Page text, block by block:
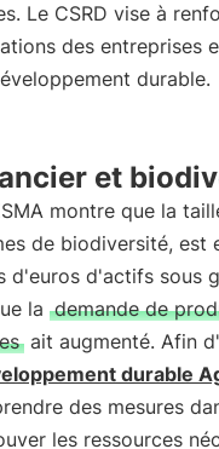
Le CSRD vise à
des entreprises
durable.
et
montre que la
de biodiversité, est
d'euros d'actifs sous
la demande de
ait augmenté. Afin
durable
des mesures
les ressources